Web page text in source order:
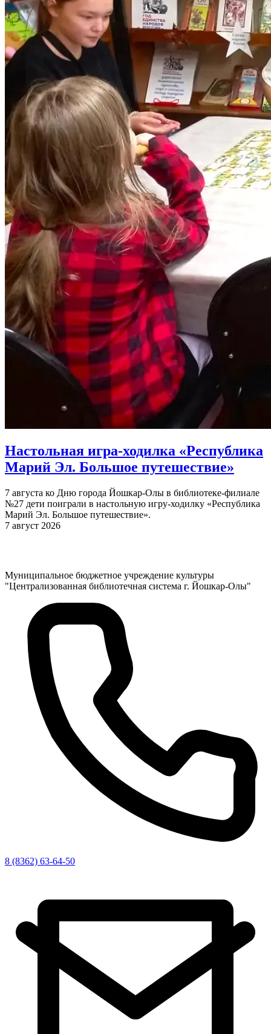
Настольная игра-ходилка «Республика
Марий Эл. Большое путешествие»
7 августа ко Дню города Йошкар-Олы в библиотеке-филиале
№27 дети поиграли в настольную игру-ходилку «Республика
Марий Эл. Большое путешествие».
7 август 2026
Муниципальное бюджетное учреждение культуры
"Централизованная библиотечная система г. Йошкар-Олы"
8 (8362) 63-64-50